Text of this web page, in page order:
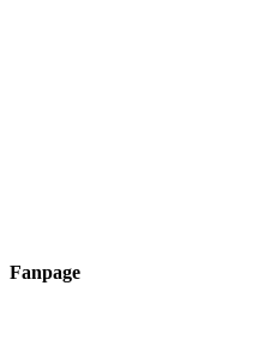
Fanpage